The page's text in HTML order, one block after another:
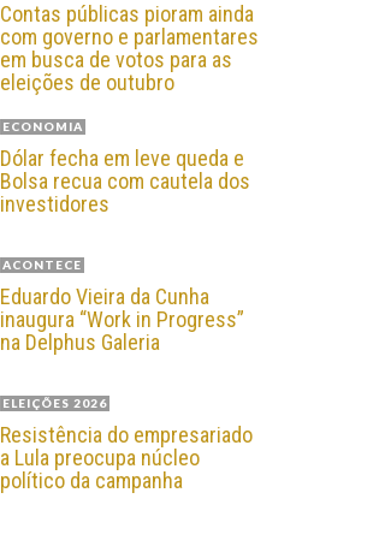
Contas públicas pioram ainda
com governo e parlamentares
em busca de votos para as
eleições de outubro
ECONOMIA
Dólar fecha em leve queda e
Bolsa recua com cautela dos
investidores
ACONTECE
Eduardo Vieira da Cunha
inaugura “Work in Progress”
na Delphus Galeria
ELEIÇÕES 2026
Resistência do empresariado
a Lula preocupa núcleo
político da campanha